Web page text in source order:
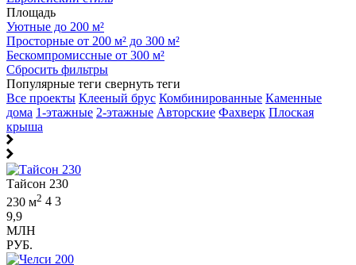
Площадь
Уютные до 200 м²
Просторные от 200 м² до 300 м²
Бескомпромиссные от 300 м²
Сбросить фильтры
Популярные теги свернуть теги
Все проекты Клееный брус Комбинированные Каменные
дома 1-этажные 2-этажные Авторские Фахверк Плоская
крыша
Тайсон 230
230 м2 4 3
9,9
МЛН
РУБ.